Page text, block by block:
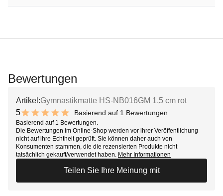
Bewertungen
Artikel:Gymnastikmatte HS-NB016GM 1,5 cm rot
5
10 out of 10 stars
Basierend auf 1 Bewertungen
Basierend auf 1 Bewertungen.
Die Bewertungen im Online-Shop werden vor ihrer Veröffentlichung
nicht auf ihre Echtheit geprüft. Sie können daher auch von
Konsumenten stammen, die die rezensierten Produkte nicht
tatsächlich gekauft/verwendet haben. Mehr Informationen
Teilen Sie Ihre Meinung mit